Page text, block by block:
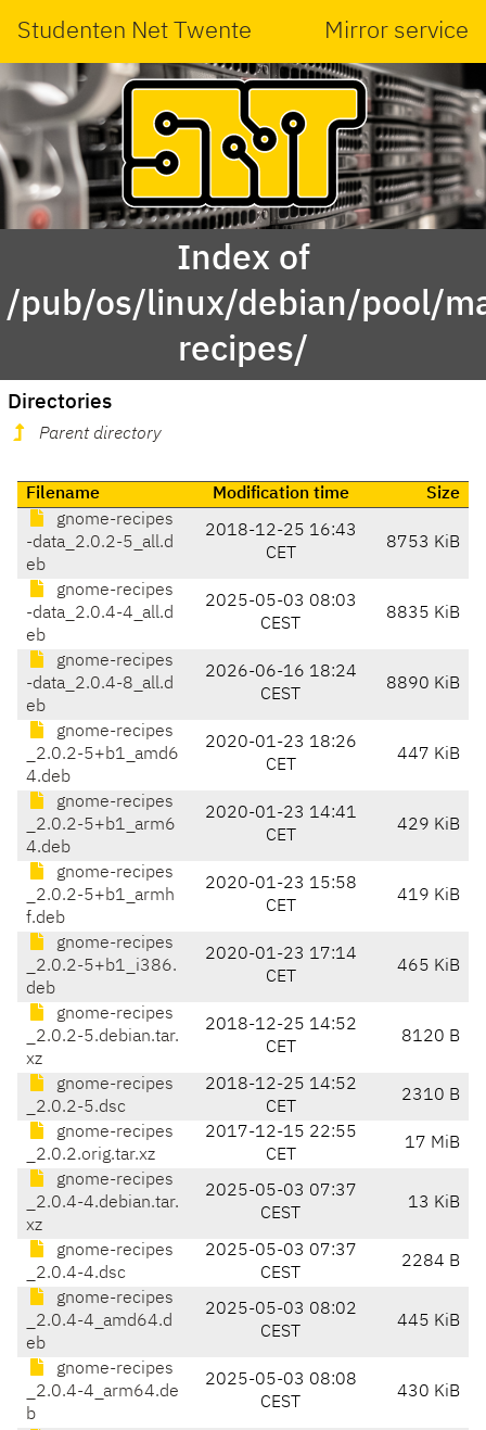
Studenten Net Twente Mirror service
Index of
/pub/os/linux/debian/pool/
recipes/
Directories
Parent directory
Filename Modification time
Size
gnome-recipes
-data_2.0.2-5_all.d
eb
2018-12-25 16:43
CET
8753 KiB
gnome-recipes
-data_2.0.4-4_all.d
eb
2025-05-03 08:03
CEST
8835 KiB
gnome-recipes
-data_2.0.4-8_all.d
eb
2026-06-16 18:24
CEST
8890 KiB
gnome-recipes
_2.0.2-5+b1_amd6
4.deb
2020-01-23 18:26
CET
447 KiB
gnome-recipes
_2.0.2-5+b1_arm6
4.deb
2020-01-23 14:41
CET
429 KiB
gnome-recipes
_2.0.2-5+b1_armh
f.deb
2020-01-23 15:58
CET
419 KiB
gnome-recipes
_2.0.2-5+b1_i386.
deb
2020-01-23 17:14
CET
465 KiB
gnome-recipes
_2.0.2-5.debian.tar.
xz
2018-12-25 14:52
CET
8120 B
gnome-recipes
_2.0.2-5.dsc
2018-12-25 14:52
CET
2310 B
gnome-recipes
_2.0.2.orig.tar.xz
2017-12-15 22:55
CET
17 MiB
gnome-recipes
_2.0.4-4.debian.tar.
xz
2025-05-03 07:37
CEST
13 KiB
gnome-recipes
_2.0.4-4.dsc
2025-05-03 07:37
CEST
2284 B
gnome-recipes
_2.0.4-4_amd64.d
eb
2025-05-03 08:02
CEST
445 KiB
gnome-recipes
_2.0.4-4_arm64.de
b
2025-05-03 08:08
CEST
430 KiB